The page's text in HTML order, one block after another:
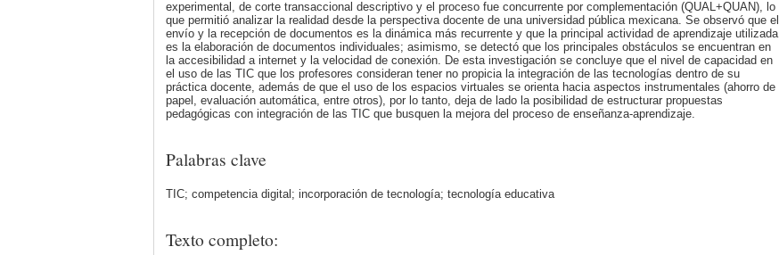
experimental, de corte transaccional descriptivo y el proceso fue concurrente por complementación (QUAL+QUAN), lo
que permitió analizar la realidad desde la perspectiva docente de una universidad pública mexicana. Se observó que el
envío y la recepción de documentos es la dinámica más recurrente y que la principal actividad de aprendizaje utilizada
es la elaboración de documentos individuales; asimismo, se detectó que los principales obstáculos se encuentran en
la accesibilidad a internet y la velocidad de conexión. De esta investigación se concluye que el nivel de capacidad en
el uso de las TIC que los profesores consideran tener no propicia la integración de las tecnologías dentro de su
práctica docente, además de que el uso de los espacios virtuales se orienta hacia aspectos instrumentales (ahorro de
papel, evaluación automática, entre otros), por lo tanto, deja de lado la posibilidad de estructurar propuestas
pedagógicas con integración de las TIC que busquen la mejora del proceso de enseñanza-aprendizaje.
Palabras clave
TIC; competencia digital; incorporación de tecnología; tecnología educativa
Texto completo: